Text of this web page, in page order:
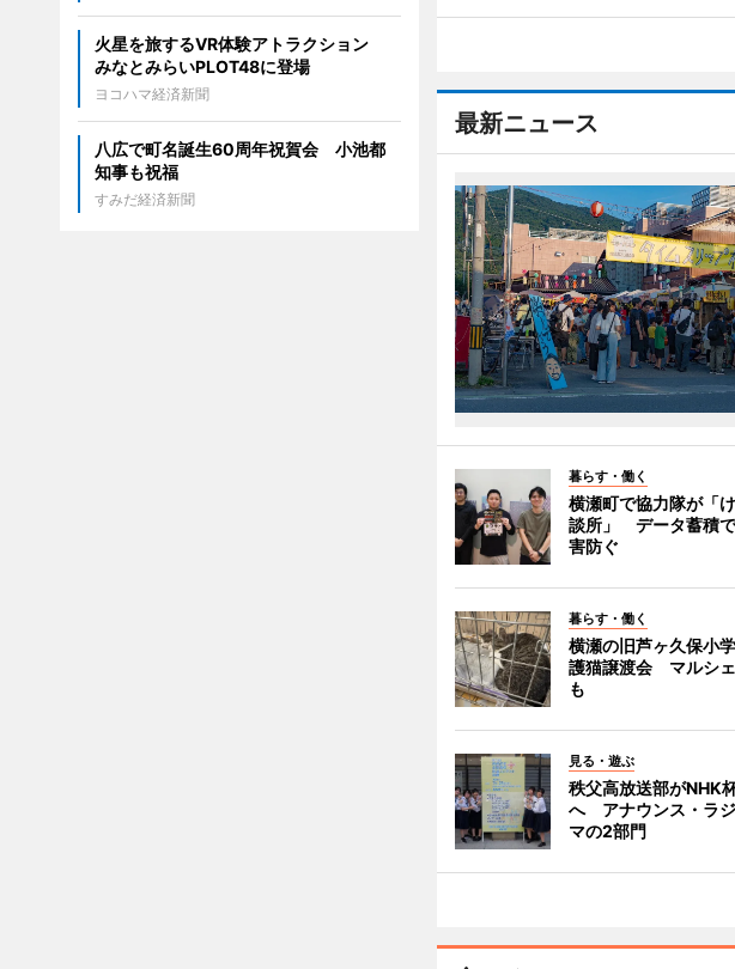
最新ニュース
暮らす・働く
横瀬町で協力隊が「
談所」 データ蓄積
害防ぐ
暮らす・働く
横瀬の旧芦ヶ久保小
護猫譲渡会 マルシ
も
見る・遊ぶ
秩父高放送部がNHK
へ アナウンス・ラ
マの2部門
火星を旅するVR体験アトラクション
みなとみらいPLOT48に登場
ヨコハマ経済新聞
八広で町名誕生60周年祝賀会 小池都
知事も祝福
すみだ経済新聞